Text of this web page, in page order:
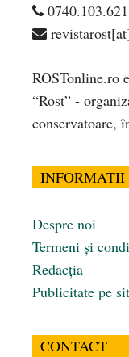
0740.103.621
ROSTonline.ro
“Rost” -
conservatoare,
Despre noi
Termeni și
Redacția
Publicitate pe
CONTACT